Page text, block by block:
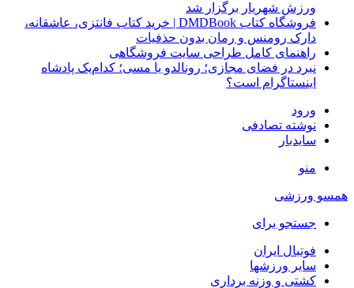
ورزش شهریار برگزار شد
فروشگاه کتاب DMDBook | خرید کتاب فانتزی، عاشقانه،
دارک رومنس و رمان بدون حذفیات
راهنمای کامل طراحی سایت فروشگاهی
نبرد در فضای مجازی؛ رونالدو یا مسی؛ کدام‌یک پادشاه
اینستاگرام است؟
ورود
نوشته تصادفی
سایدبار
منو
همسو ورزشی
جستجو برای
فوتبال ایران
سایر ورزشها
کشتی و وزنه برداری